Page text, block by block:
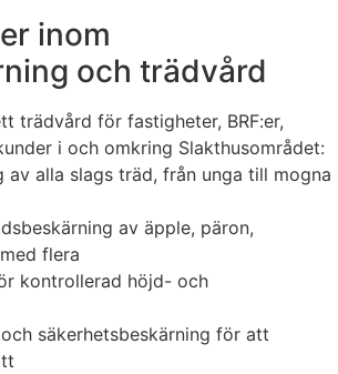
inom
och trädvård
trädvård för fastigheter, BRF:er,
i och omkring Slakthusområdet:
av alla slags träd, från unga till mogna
av äpple, päron,
flera
kontrollerad höjd- och
säkerhetsbeskärning för att